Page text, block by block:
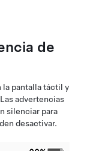
de
la pantalla táctil y
advertencias
silenciar para
desactivar.